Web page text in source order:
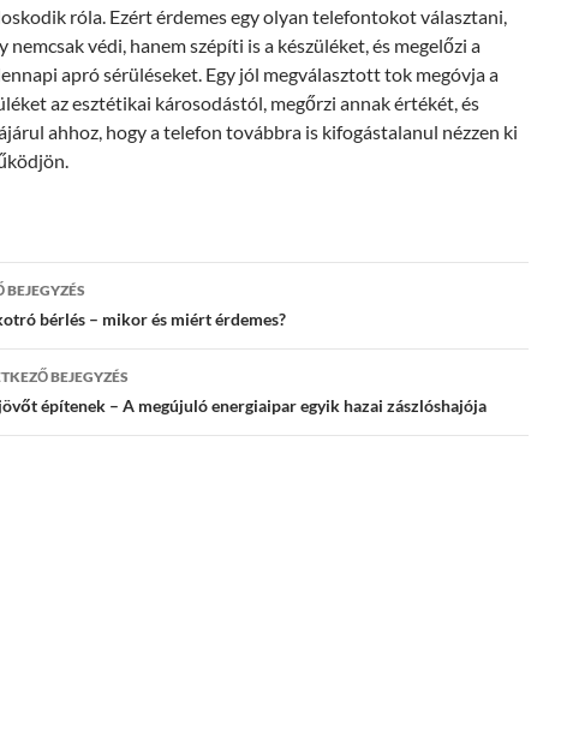
róla. Ezért érdemes egy olyan telefontokot választani,
nemcsak védi, hanem szépíti is a készüléket, és megelőzi a
apró sérüléseket. Egy jól megválasztott tok megóvja a
az esztétikai károsodástól, megőrzi annak értékét, és
ahhoz, hogy a telefon továbbra is kifogástalanul nézzen ki
BEJEGYZÉS
bérlés – mikor és miért érdemes?
BEJEGYZÉS
építenek – A megújuló energiaipar egyik hazai zászlóshajója